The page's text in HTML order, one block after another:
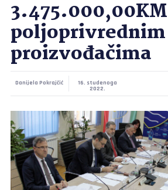
3.475.000,00KM
poljoprivrednim
proizvođačima
Danijela Pokrajčić
16. studenoga
2022.